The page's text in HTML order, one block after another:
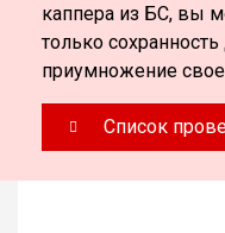
каппера из БС, вы
только
приумножение
Список